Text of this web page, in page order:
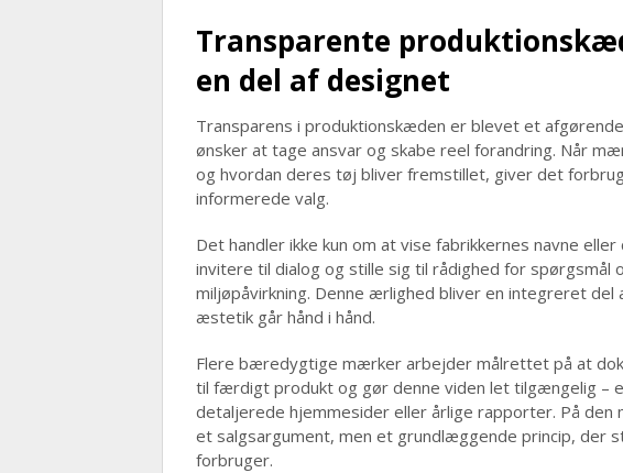
Transparente
en del af designet
Transparens i produktionskæden er blevet et
ønsker at tage ansvar og skabe reel forandring. Når
og hvordan deres tøj bliver fremstillet, giver det
informerede valg.
Det handler ikke kun om at vise fabrikkernes navne
invitere til dialog og stille sig til rådighed for spørgsmål
miljøpåvirkning. Denne ærlighed bliver en integreret
æstetik går hånd i hånd.
Flere bæredygtige mærker arbejder målrettet på at
til færdigt produkt og gør denne viden let tilgængelig –
detaljerede hjemmesider eller årlige rapporter. På den
et salgsargument, men et grundlæggende princip, der
forbruger.